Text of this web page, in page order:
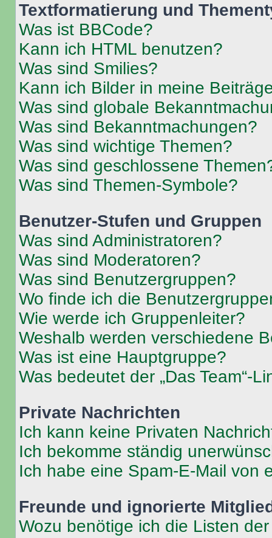
Textformatierung und
Was ist BBCode?
Kann ich HTML benutzen?
Was sind Smilies?
Kann ich Bilder in meine
Was sind globale
Was sind Bekanntmachungen?
Was sind wichtige Themen?
Was sind geschlossene
Was sind Themen-Symbole?
Benutzer-Stufen und Gruppen
Was sind Administratoren?
Was sind Moderatoren?
Was sind Benutzergruppen?
Wo finde ich die
Wie werde ich Gruppenleiter?
Weshalb werden verschiedene
Was ist eine Hauptgruppe?
Was bedeutet der „Das Team“-
Private Nachrichten
Ich kann keine Privaten
Ich bekomme ständig
Ich habe eine Spam-E-Mail von
Freunde und ignorierte
Wozu benötige ich die Listen